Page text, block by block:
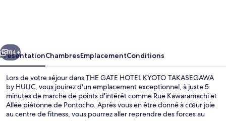
TAKASEGAWA
by
HULIC
Suivant
114+
PrésentationChambresEmplacementConditions
Lors de votre séjour dans THE GATE HOTEL KYOTO TAKASEGAWA
by HULIC, vous jouirez d'un emplacement exceptionnel, à juste 5
minutes de marche de points d'intérêt comme Rue Kawaramachi et
Allée piétonne de Pontocho. Après vous en être donné à cœur joie
au centre de fitness, vous pourrez aller reprendre des forces au